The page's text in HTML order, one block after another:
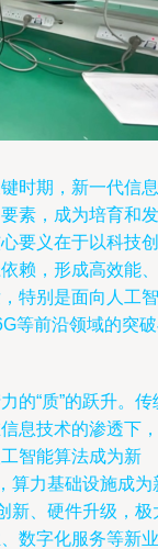
时期，新一代信息
素，成为培育和发
要义在于以科技创
赖，形成高效能、
特别是面向人工智
等前沿领域的突
的“质”的跃升。传
息技术的渗透下，
智能算法成为新
算力基础设施成为
新、硬件升级，极
数字化服务等新业